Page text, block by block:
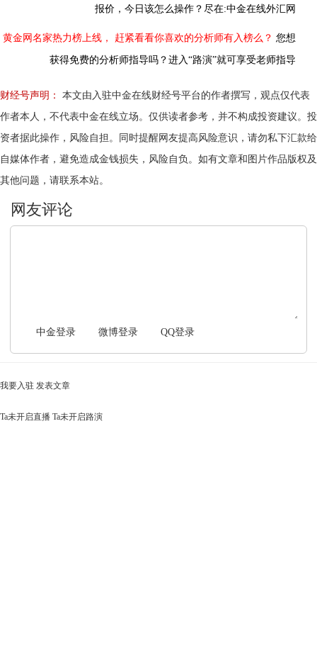
报价，今日该怎么操作？尽在:中金在线外汇网
黄金网名家热力榜上线， 赶紧看看你喜欢的分析师有入榜么？ 您想
获得免费的分析师指导吗？进入“路演”就可享受老师指导
财经号声明：
本文由入驻中金在线财经号平台的作者撰写，观点仅代表
作者本人，不代表中金在线立场。仅供读者参考，并不构成投资建议。投
资者据此操作，风险自担。同时提醒网友提高风险意识，请勿私下汇款给
自媒体作者，避免造成金钱损失，风险自负。如有文章和图片作品版权及
其他问题，请联系本站。
中金登录 微博登录 QQ登录
我要入驻 发表文章
Ta未开启直播 Ta未开启路演